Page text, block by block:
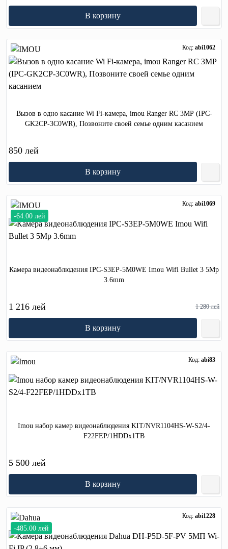
В корзину
Код: abi1062
Вызов в одно касание Wi Fi-камера, imou Ranger RC 3MP (IPC-
GK2CP-3C0WR), Позвоните своей семье одним касанием
850 лей
В корзину
Код: abi1069
-64.00 лей
Камера видеонаблюдения IPC-S3EP-5M0WE Imou Wifi Bullet 3 5Mp
3.6mm
1 216 лей 1 280 лей
В корзину
Код: abi83
Imou набор камер видеонаблюдения KIT/NVR1104HS-W-S2/4-
F22FEP/1HDDx1TB
5 500 лей
В корзину
Код: abi1228
-485.00 лей